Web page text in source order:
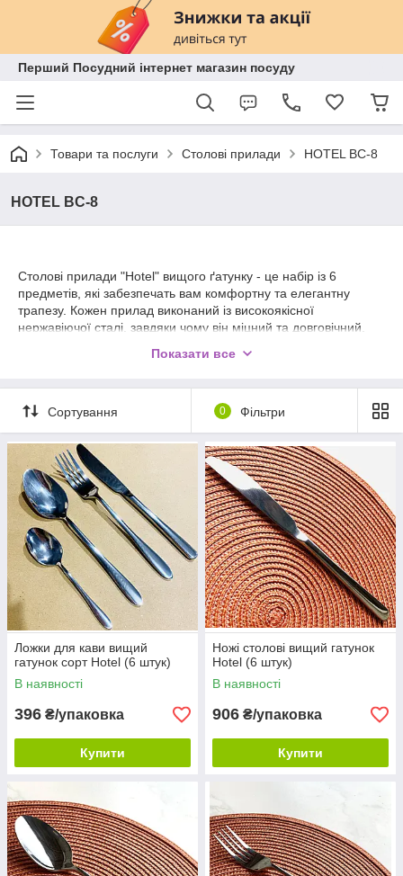
Перший Посудний інтернет магазин посуду
Товари та послуги Столові прилади HOTEL BC-8
HOTEL BC-8
Столові прилади "Hotel" вищого ґатунку - це набір із 6
предметів, які забезпечать вам комфортну та елегантну
трапезу. Кожен прилад виконаний із високоякісної
нержавіючої сталі, завдяки чому він міцний та довговічний.
Набір включає 6 столових приладів, що включають ложки,
яка забезпечує надійне захоплення та комфортне
використання.
елегантний, завдяки чому вони будуть чудово виглядати на
будь-якому столі. Блискуча поверхня нержавіючої сталі додає
шик та вишуканість вашій трапезі.
Цей набір столових приладів "Hotel" вищого ґатунку
відрізняється від інших своєю міцністю, елегантністю та
зручністю у використанні. Він підійде для будь-яких урочистих
заходів та сімейних вечерь, а також може бути чудовим
подарунком для ваших близьких та друзів.
Показати все
Сортування 0 Фільтри
Ложки для кави вищий
гатунок сорт Hotel (6 штук)
В наявності
396 ₴/упаковка
Купити
Ножі столові вищий гатунок
Hotel (6 штук)
В наявності
906 ₴/упаковка
Купити